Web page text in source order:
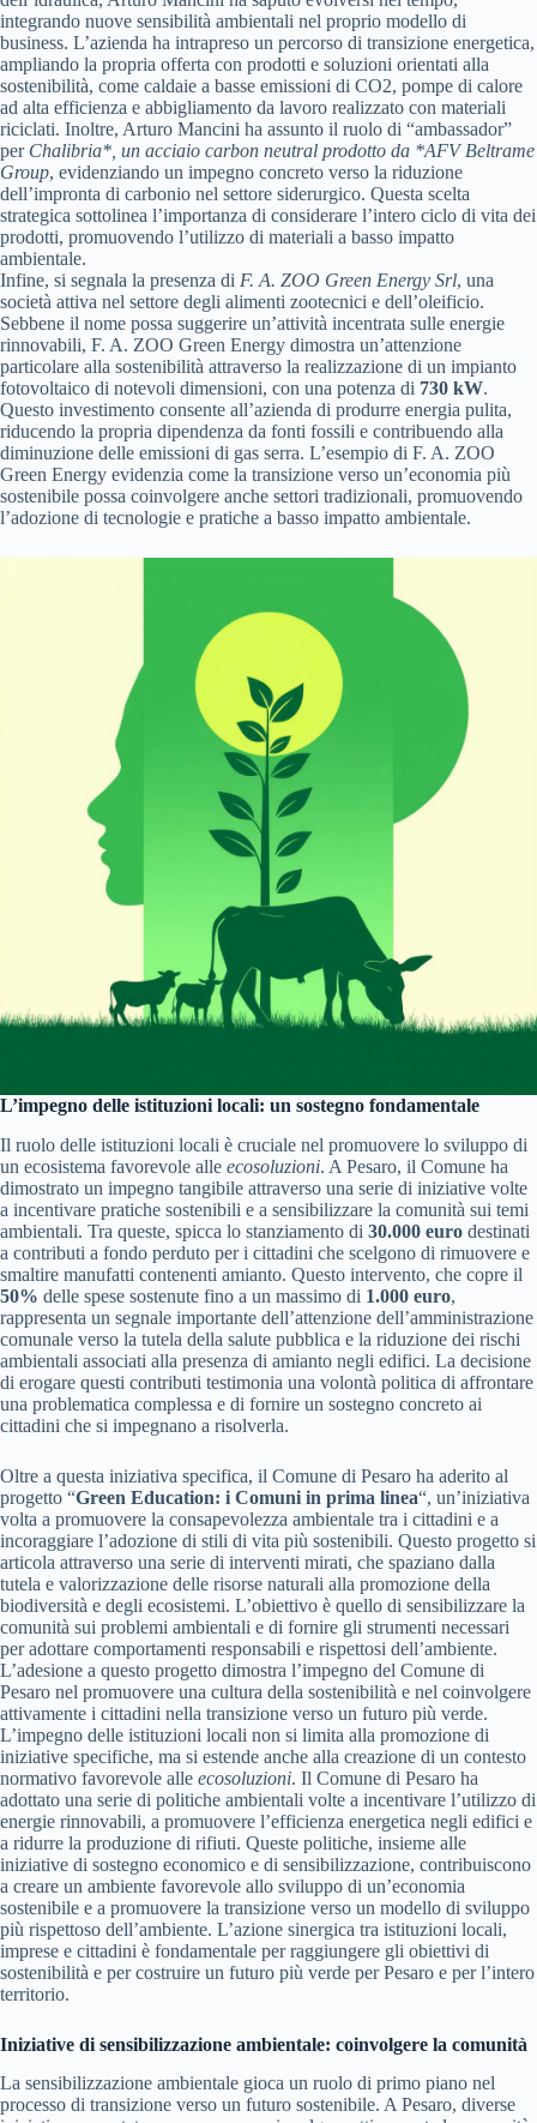
integrando nuove sensibilità ambientali nel proprio modello di
business. L’azienda ha intrapreso un percorso di transizione energetica,
ampliando la propria offerta con prodotti e soluzioni orientati alla
sostenibilità, come caldaie a basse emissioni di CO2, pompe di calore
ad alta efficienza e abbigliamento da lavoro realizzato con materiali
riciclati. Inoltre, Arturo Mancini ha assunto il ruolo di “ambassador”
per Chalibria*, un acciaio carbon neutral prodotto da *AFV Beltrame
Group, evidenziando un impegno concreto verso la riduzione
dell’impronta di carbonio nel settore siderurgico. Questa scelta
strategica sottolinea l’importanza di considerare l’intero ciclo di vita dei
prodotti, promuovendo l’utilizzo di materiali a basso impatto
ambientale.
Infine, si segnala la presenza di F. A. ZOO Green Energy Srl, una
società attiva nel settore degli alimenti zootecnici e dell’oleificio.
Sebbene il nome possa suggerire un’attività incentrata sulle energie
rinnovabili, F. A. ZOO Green Energy dimostra un’attenzione
particolare alla sostenibilità attraverso la realizzazione di un impianto
fotovoltaico di notevoli dimensioni, con una potenza di 730 kW.
Questo investimento consente all’azienda di produrre energia pulita,
riducendo la propria dipendenza da fonti fossili e contribuendo alla
diminuzione delle emissioni di gas serra. L’esempio di F. A. ZOO
Green Energy evidenzia come la transizione verso un’economia più
sostenibile possa coinvolgere anche settori tradizionali, promuovendo
l’adozione di tecnologie e pratiche a basso impatto ambientale.
L’impegno delle istituzioni locali: un sostegno fondamentale
Il ruolo delle istituzioni locali è cruciale nel promuovere lo sviluppo di
un ecosistema favorevole alle ecosoluzioni. A Pesaro, il Comune ha
dimostrato un impegno tangibile attraverso una serie di iniziative volte
a incentivare pratiche sostenibili e a sensibilizzare la comunità sui temi
ambientali. Tra queste, spicca lo stanziamento di 30.000 euro destinati
a contributi a fondo perduto per i cittadini che scelgono di rimuovere e
smaltire manufatti contenenti amianto. Questo intervento, che copre il
50% delle spese sostenute fino a un massimo di 1.000 euro,
rappresenta un segnale importante dell’attenzione dell’amministrazione
comunale verso la tutela della salute pubblica e la riduzione dei rischi
ambientali associati alla presenza di amianto negli edifici. La decisione
di erogare questi contributi testimonia una volontà politica di affrontare
una problematica complessa e di fornire un sostegno concreto ai
cittadini che si impegnano a risolverla.
Oltre a questa iniziativa specifica, il Comune di Pesaro ha aderito al
progetto “Green Education: i Comuni in prima linea“, un’iniziativa
volta a promuovere la consapevolezza ambientale tra i cittadini e a
incoraggiare l’adozione di stili di vita più sostenibili. Questo progetto si
articola attraverso una serie di interventi mirati, che spaziano dalla
tutela e valorizzazione delle risorse naturali alla promozione della
biodiversità e degli ecosistemi. L’obiettivo è quello di sensibilizzare la
comunità sui problemi ambientali e di fornire gli strumenti necessari
per adottare comportamenti responsabili e rispettosi dell’ambiente.
L’adesione a questo progetto dimostra l’impegno del Comune di
Pesaro nel promuovere una cultura della sostenibilità e nel coinvolgere
attivamente i cittadini nella transizione verso un futuro più verde.
L’impegno delle istituzioni locali non si limita alla promozione di
iniziative specifiche, ma si estende anche alla creazione di un contesto
normativo favorevole alle ecosoluzioni. Il Comune di Pesaro ha
adottato una serie di politiche ambientali volte a incentivare l’utilizzo di
energie rinnovabili, a promuovere l’efficienza energetica negli edifici e
a ridurre la produzione di rifiuti. Queste politiche, insieme alle
iniziative di sostegno economico e di sensibilizzazione, contribuiscono
a creare un ambiente favorevole allo sviluppo di un’economia
sostenibile e a promuovere la transizione verso un modello di sviluppo
più rispettoso dell’ambiente. L’azione sinergica tra istituzioni locali,
imprese e cittadini è fondamentale per raggiungere gli obiettivi di
sostenibilità e per costruire un futuro più verde per Pesaro e per l’intero
territorio.
Iniziative di sensibilizzazione ambientale: coinvolgere la comunità
La sensibilizzazione ambientale gioca un ruolo di primo piano nel
processo di transizione verso un futuro sostenibile. A Pesaro, diverse